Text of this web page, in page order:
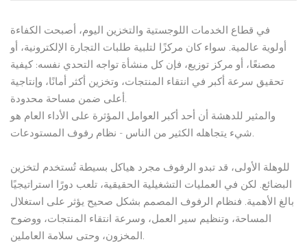
في قطاع الخدمات اللوجستية والتخزين اليوم، أصبحت الكفاءة
أولوية عالمية. سواء كان مركزًا لتلبية طلبات التجارة الإلكترونية، أو
مصنعًا، أو مركز توزيع، فإن كل منشأة تواجه التحدي نفسه: كيفية
تحقيق سرعة أكبر في انتقاء المنتجات، وتخزين أكثر أمانًا، وإنتاجية
أعلى ضمن مساحة محدودة.
والمثير للدهشة أن أحد أكبر العوامل المؤثرة على الأداء العام هو
شيء يتجاهله الكثير من الناس - نظام رفوف المستودعات.
للوهلة الأولى، قد تبدو الرفوف مجرد هياكل بسيطة تُستخدم لتخزين
البضائع. لكن في العمليات التشغيلية الحقيقية، تلعب دورًا استراتيجيًا
بالغ الأهمية. فنظام الرفوف المصمم بشكل صحيح يؤثر على استغلال
المساحة، وتنظيم سير العمل، وسرعة انتقاء المنتجات، ووضوح
المخزون، وحتى سلامة العاملين.